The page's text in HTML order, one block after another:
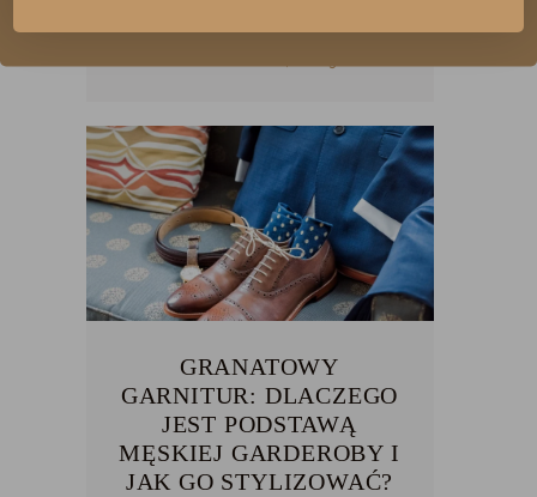
GRANATOWY
GARNITUR: DLACZEGO
JEST PODSTAWĄ
MĘSKIEJ GARDEROBY I
JAK GO STYLIZOWAĆ?